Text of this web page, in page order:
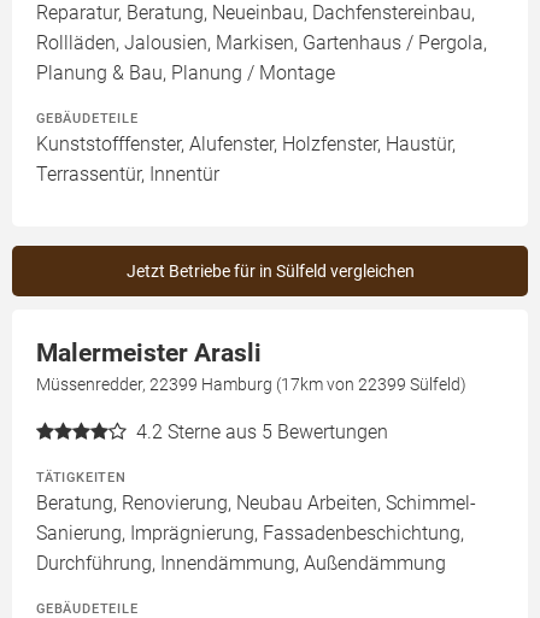
Reparatur, Beratung, Neueinbau, Dachfenstereinbau,
Rollläden, Jalousien, Markisen, Gartenhaus / Pergola,
Planung & Bau, Planung / Montage
GEBÄUDETEILE
Kunststofffenster, Alufenster, Holzfenster, Haustür,
Terrassentür, Innentür
Jetzt Betriebe für in Sülfeld vergleichen
Malermeister Arasli
Müssenredder, 22399 Hamburg (17km von 22399 Sülfeld)
4.2 Sterne aus 5 Bewertungen
TÄTIGKEITEN
Beratung, Renovierung, Neubau Arbeiten, Schimmel-
Sanierung, Imprägnierung, Fassadenbeschichtung,
Durchführung, Innendämmung, Außendämmung
GEBÄUDETEILE